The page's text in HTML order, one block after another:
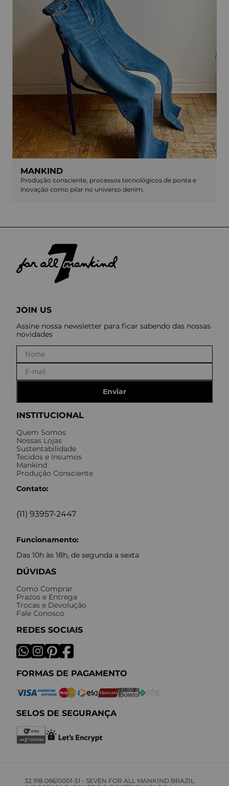
MANKIND
Produção consciente, processos tecnológicos de ponta e
inovação como pilar no universo denim.
INSTITUCIONAL
Quem Somos
Nossas Lojas
Sustentabilidade
Tecidos e Insumos
Mankind
Produção Consciente
Contato:
(11) 93957-2447
Funcionamento:
Das 10h às 18h, de segunda a sexta
DÚVIDAS
Como Comprar
Prazos e Entrega
Trocas e Devolução
Fale Conosco
REDES SOCIAIS
FORMAS DE PAGAMENTO
SELOS DE SEGURANÇA
JOIN US
Assine nossa newsletter para ficar sabendo das nossas
novidades
Enviar
32.918.066/0001-51 - SEVEN FOR ALL MANKIND BRAZIL